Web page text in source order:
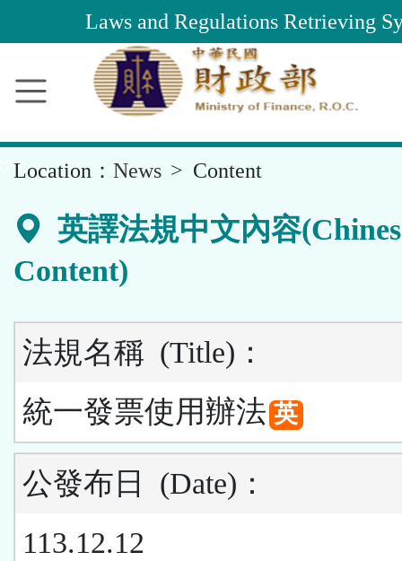
Content
Laws and Regulations Retrieving
Location： News Content
英譯法規中文內容
Content)
法規名稱 (Title) ：
統一發票使用辦法 英
公發布日 (Date) ：
113.12.12